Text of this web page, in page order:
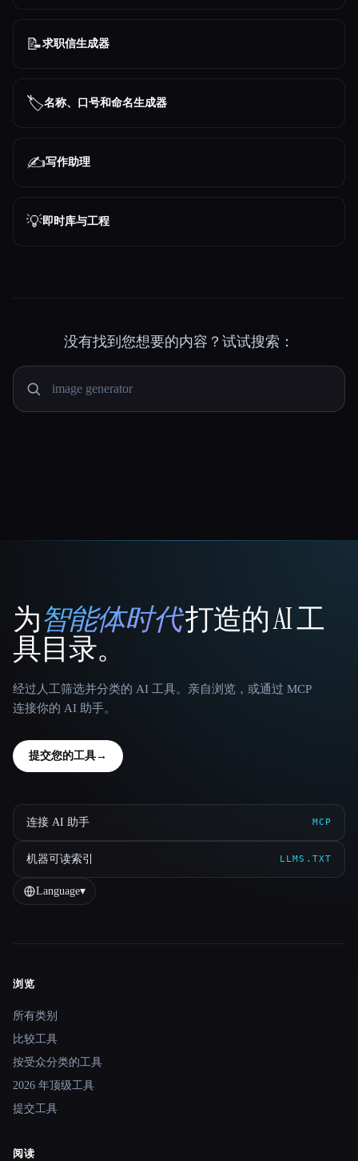
📝求职信生成器
🏷️名称、口号和命名生成器
✍️写作助理
💡即时库与工程
没有找到您想要的内容？试试搜索：
That AI Collection
为智能体时代打造的 AI 工
具目录。
经过人工筛选并分类的 AI 工具。亲自浏览，或通过 MCP
连接你的 AI 助手。
提交您的工具→
连接 AI 助手 MCP
机器可读索引 LLMS.TXT
Language▾
Site navigation
浏览
所有类别
比较工具
按受众分类的工具
2026 年顶级工具
提交工具
阅读